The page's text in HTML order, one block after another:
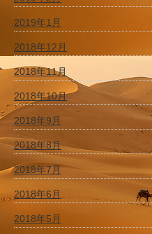
2019年1月
2018年12月
2018年11月
2018年10月
2018年9月
2018年8月
2018年7月
2018年6月
2018年5月